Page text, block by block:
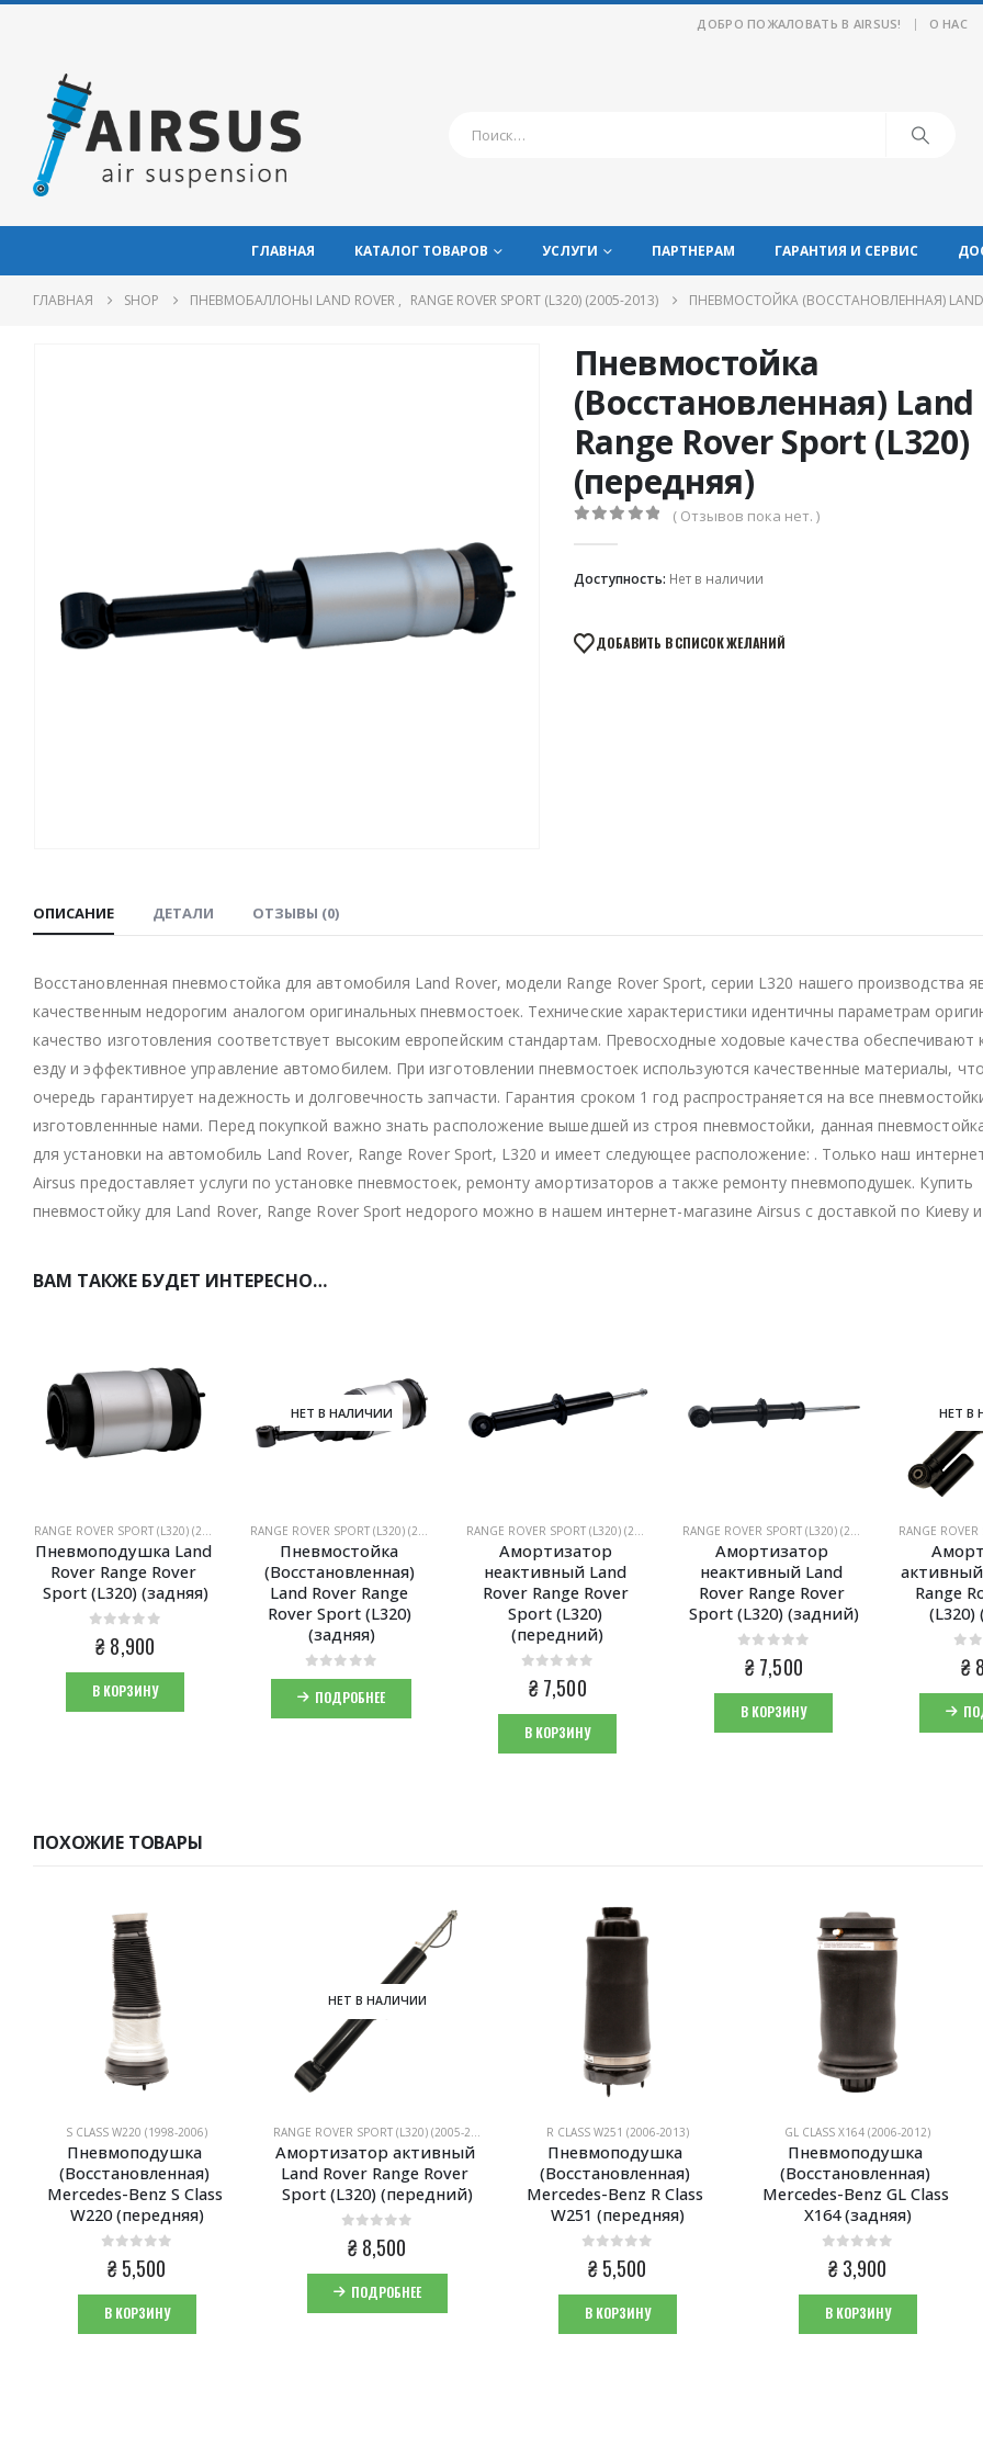
ДОБРО ПОЖАЛОВАТЬ В AIRSUS! | О НАС
ГЛАВНАЯ КАТАЛОГ ТОВАРОВ УСЛУГИ ПАРТНЕРАМ ГАРАНТИЯ И СЕРВИС
ГЛАВНАЯ SHOP ПНЕВМОБАЛЛОНЫ LAND ROVER , RANGE ROVER SPORT (L320) (2005-2013) ПНЕВМОСТОЙКА (ВОССТАНОВЛЕННАЯ) LAND
Пневмостойка
(Восстановленная)
Range Rover Sport (L320)
(передняя)
( Отзывов пока нет. )
Доступность: Нет в наличии
ДОБАВИТЬ В СПИСОК ЖЕЛАНИЙ
ОПИСАНИЕ ДЕТАЛИ ОТЗЫВЫ (0)
Восстановленная пневмостойка для автомобиля Land Rover, модели Range Rover Sport, серии L320 нашего производства
качественным недорогим аналогом оригинальных пневмостоек. Технические характеристики идентичны параметрам
качество изготовления соответствует высоким европейским стандартам. Превосходные ходовые качества
езду и эффективное управление автомобилем. При изготовлении пневмостоек используются качественные материалы,
очередь гарантирует надежность и долговечность запчасти. Гарантия сроком 1 год распространяется на все
изготовленнные нами. Перед покупкой важно знать расположение вышедшей из строя пневмостойки, данная
для установки на автомобиль Land Rover, Range Rover Sport, L320 и имеет следующее расположение: . Только наш
Airsus предоставляет услуги по установке пневмостоек, ремонту амортизаторов а также ремонту пневмоподушек. Купить
пневмостойку для Land Rover, Range Rover Sport недорого можно в нашем интернет-магазине Airsus с доставкой по Киеву
ВАМ ТАКЖЕ БУДЕТ ИНТЕРЕСНО…
RANGE ROVER SPORT (L320) (2005-2013)
Пневмоподушка Land
Rover Range Rover
Sport (L320) (задняя)
0из 5
₴8,900
В КОРЗИНУ
НЕТ В НАЛИЧИИ
RANGE ROVER SPORT (L320) (2005-2013)
Пневмостойка
(Восстановленная)
Land Rover Range
Rover Sport (L320)
(задняя)
0из 5
ПОДРОБНЕЕ
RANGE ROVER SPORT (L320) (2005-2013)
Амортизатор
неактивный Land
Rover Range Rover
Sport (L320)
(передний)
0из 5
₴7,500
В КОРЗИНУ
RANGE ROVER SPORT (L320) (2005-2013)
Амортизатор
неактивный Land
Rover Range Rover
Sport (L320) (задний)
0из 5
₴7,500
В КОРЗИНУ
НЕТ В
Range
(L320)
0₴
ПОХОЖИЕ ТОВАРЫ
S CLASS W220 (1998-2006)
Пневмоподушка
(Восстановленная)
Mercedes-Benz S Class
W220 (передняя)
0из 5
₴5,500
В КОРЗИНУ
НЕТ В НАЛИЧИИ
Амортизатор активный
Land Rover Range Rover
Sport (L320) (передний)
0из 5
₴8,500
ПОДРОБНЕЕ
R CLASS W251 (2006-2013)
Пневмоподушка
(Восстановленная)
Mercedes-Benz R Class
W251 (передняя)
0из 5
₴5,500
В КОРЗИНУ
GL CLASS X164 (2006-2012)
Пневмоподушка
(Восстановленная)
Mercedes-Benz GL Class
X164 (задняя)
0из 5
₴3,900
В КОРЗИНУ